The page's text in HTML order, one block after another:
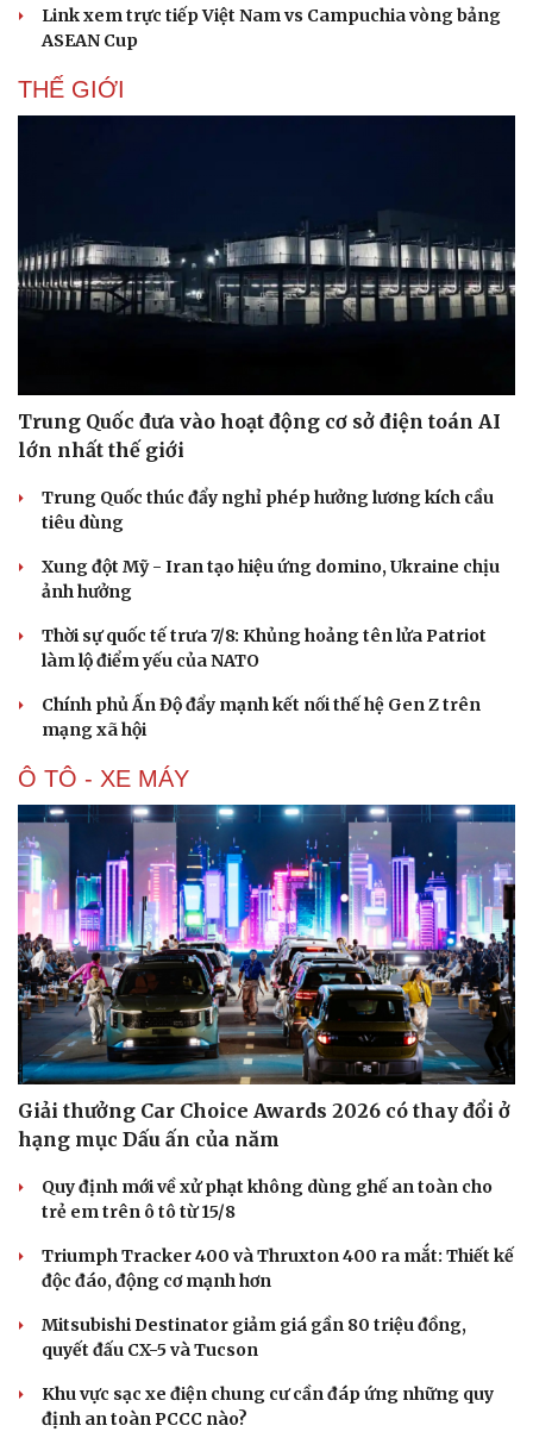
Du lịch
Tư vấn
Săn Tour
check-in
Podcast
Câu chuyện thời sự
Đọc truyện đêm khuya
Cửa sổ tình yêu
Kể chuyện cho bé
Hạt giống tâm hồn
Link xem trực tiếp Việt Nam vs Campuchia vòng bảng
ASEAN Cup
THẾ GIỚI
Trung Quốc đưa vào hoạt động cơ sở điện toán AI
lớn nhất thế giới
Trung Quốc thúc đẩy nghỉ phép hưởng lương kích cầu
tiêu dùng
Xung đột Mỹ - Iran tạo hiệu ứng domino, Ukraine chịu
ảnh hưởng
Thời sự quốc tế trưa 7/8: Khủng hoảng tên lửa Patriot
làm lộ điểm yếu của NATO
Chính phủ Ấn Độ đẩy mạnh kết nối thế hệ Gen Z trên
mạng xã hội
Ô TÔ - XE MÁY
Giải thưởng Car Choice Awards 2026 có thay đổi ở
hạng mục Dấu ấn của năm
Quy định mới về xử phạt không dùng ghế an toàn cho
trẻ em trên ô tô từ 15/8
Triumph Tracker 400 và Thruxton 400 ra mắt: Thiết kế
độc đáo, động cơ mạnh hơn
Mitsubishi Destinator giảm giá gần 80 triệu đồng,
quyết đấu CX-5 và Tucson
Khu vực sạc xe điện chung cư cần đáp ứng những quy
định an toàn PCCC nào?